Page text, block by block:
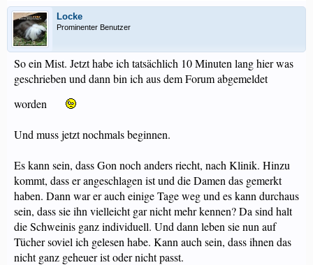
Locke
Prominenter Benutzer
So ein Mist. Jetzt habe ich tatsächlich 10 Minuten lang hier was
geschrieben und dann bin ich aus dem Forum abgemeldet
worden
Und muss jetzt nochmals beginnen.
Es kann sein, dass Gon noch anders riecht, nach Klinik. Hinzu
kommt, dass er angeschlagen ist und die Damen das gemerkt
haben. Dann war er auch einige Tage weg und es kann durchaus
sein, dass sie ihn vielleicht gar nicht mehr kennen? Da sind halt
die Schweinis ganz individuell. Und dann leben sie nun auf
Tücher soviel ich gelesen habe. Kann auch sein, dass ihnen das
nicht ganz geheuer ist oder nicht passt.